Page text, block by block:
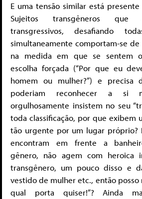
E uma tensão similar está
Sujeitos transgêneros que
transgressivos, desafiando
simultaneamente comportam-se
na medida em que se sentem
escolha forçada (“Por que eu
homem ou mulher?”) e precisa
poderiam reconhecer a si
orgulhosamente insistem no seu
toda classificação, por que exibem
tão urgente por um lugar próprio?
encontram em frente a
gênero, não agem com heroica
transgênero, um pouco disso e
vestido de mulher etc., então
qual porta quiser!”? Ainda